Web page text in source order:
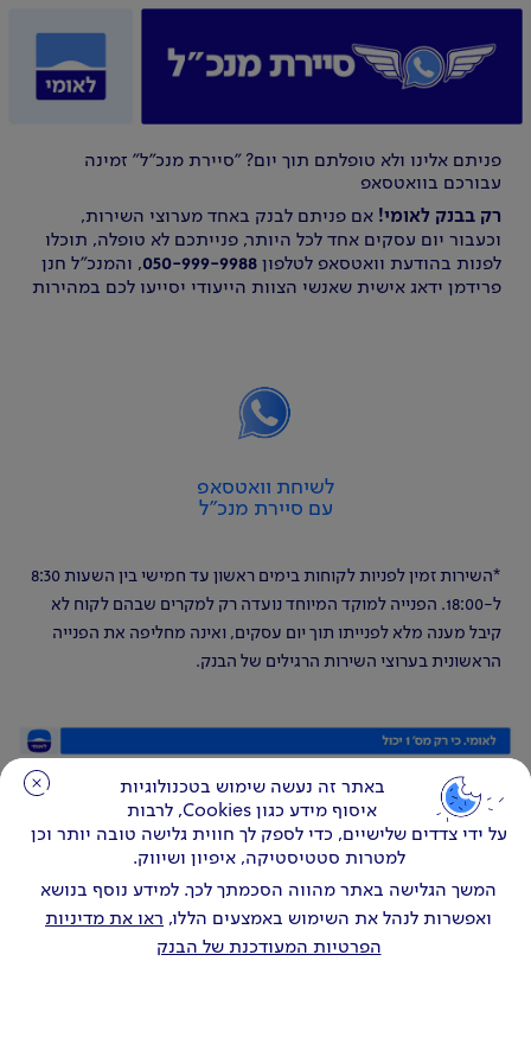
באתר זה נעשה שימוש בטכנולוגיות
איסוף מידע כגון Cookies, לרבות
על ידי צדדים שלישיים, כדי לספק לך חווית גלישה טובה יותר וכן
למטרות סטטיסטיקה, איפיון ושיווק.
המשך הגלישה באתר מהווה הסכמתך לכך. למידע נוסף בנושא
ואפשרות לנהל את השימוש באמצעים הללו, ראו את מדיניות
הפרטיות המעודכנת של הבנק
באתר זה נעשה שימוש בטכנולוגיות
איסוף מידע כגון Cookies, לרבות
על ידי צדדים שלישיים, כדי לספק לך חווית גלישה טובה יותר וכן
למטרות סטטיסטיקה, איפיון ושיווק.
המשך הגלישה באתר מהווה הסכמתך לכך. למידע נוסף בנושא
ואפשרות לנהל את השימוש באמצעים הללו, ראו את מדיניות
הפרטיות המעודכנת של הבנק
פניתם אלינו ולא טופלתם תוך יום? "סיירת מנכ"ל" זמינה
עבורכם בוואטסאפ
רק בבנק לאומי! אם פניתם לבנק באחד מערוצי השירות,
וכעבור יום עסקים אחד לכל היותר, פנייתכם לא טופלה, תוכלו
לפנות בהודעת וואטסאפ לטלפון 050-999-9988, והמנכ"ל חנן
פרידמן ידאג אישית שאנשי הצוות הייעודי יסייעו לכם במהירות
לשיחת וואטסאפ
עם סיירת מנכ"ל
*השירות זמין לפניות לקוחות בימים ראשון עד חמישי בין השעות 8:30
ל-18:00. הפנייה למוקד המיוחד נועדה רק למקרים שבהם לקוח לא
קיבל מענה מלא לפנייתו תוך יום עסקים, ואינה מחליפה את הפנייה
הראשונית בערוצי השירות הרגילים של הבנק.